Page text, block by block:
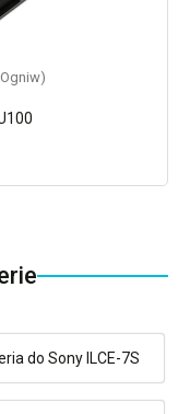
do Sony ILCE-7S